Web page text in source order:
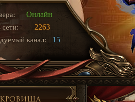
Онлайн
сети: 2263
канал: 15